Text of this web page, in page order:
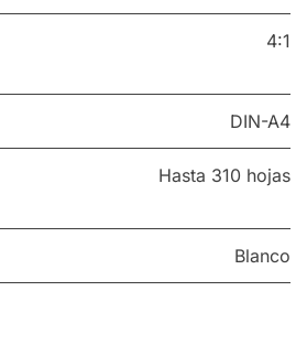
4:1
DIN-A4
Hasta 310 hojas
Blanco